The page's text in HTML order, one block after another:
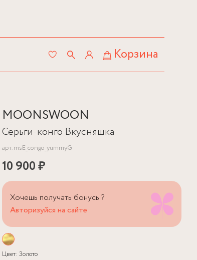
Корзина
MOONSWOON
Серьги-конго Вкусняшка
арт.msE_congo_yummyG
10 900 ₽
Хочешь получать бонусы?
Авторизуйся на сайте
Цвет: Золото